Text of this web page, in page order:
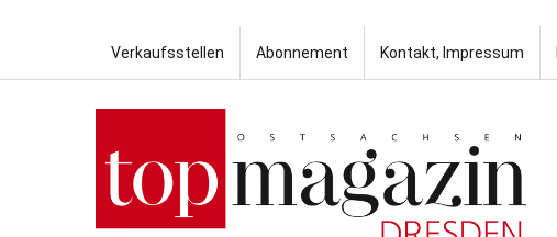
Verkaufsstellen Abonnement Kontakt, Impressum